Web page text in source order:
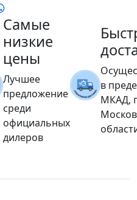
Самые
низкие
цены
Лучшее
предложение
среди
официальных
дилеров
в
МКАД,